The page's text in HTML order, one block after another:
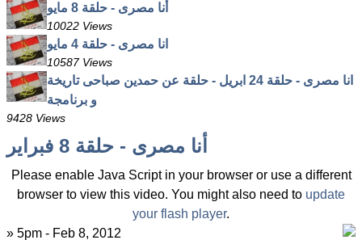
أنا مصرى - حلقة 8 مايو
10022 Views
انا مصرى - حلقة 4 مايو
10587 Views
انا مصرى - حلقة 24 ابريل - حلقة عن حمدين صباحى تاريخة
و برنامجة
9428 Views
أنا مصرى - حلقة 8 فبراير
Please enable Java Script in your browser or use a different
browser to view this video. You might also need to update
your flash player.
» 5pm - Feb 8, 2012